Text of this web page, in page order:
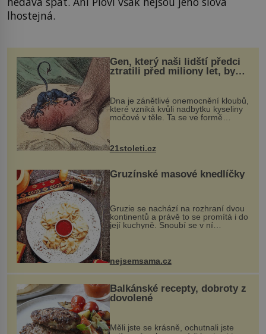
lhostejná.
Gen, který naši lidští předci
ztratili před miliony let, by
mohl pomoci s léčbou
„nemoci králů“
Dna je zánětlivé onemocnění kloubů,
které vzniká kvůli nadbytku kyseliny
močové v těle. Ta se ve formě
nohou, a způsobuje bole...
21stoleti.cz
Gruzínské masové knedlíčky
Gruzie se nachází na rozhraní dvou
kontinentů a právě to se promítá i do
její kuchyně. Snoubí se v ní
evropské a asijské chutě a díky tomu
pokrmy, které rozhodně st...
nejsemsama.cz
Balkánské recepty, dobroty z
dovolené
Měli jste se krásně, ochutnali jste